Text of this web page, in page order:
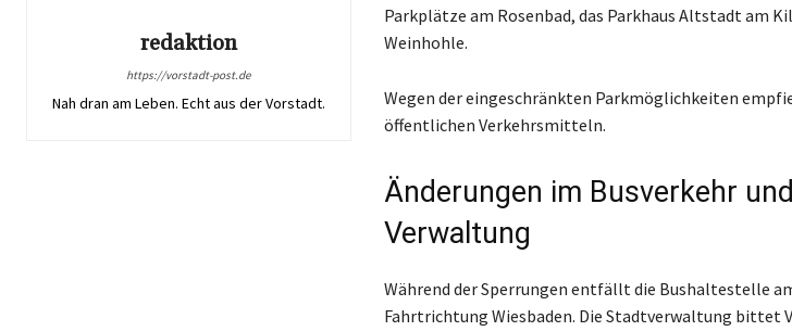
redaktion
https://vorstadt-post.de
Nah dran am Leben. Echt aus der Vorstadt.
Parkplätze am Rosenbad, das Parkhaus Altstadt am
Weinhohle.
Wegen der eingeschränkten Parkmöglichkeiten
öffentlichen Verkehrsmitteln.
Änderungen im Busverkehr
Verwaltung
Während der Sperrungen entfällt die Bushaltestelle
Fahrtrichtung Wiesbaden. Die Stadtverwaltung bittet